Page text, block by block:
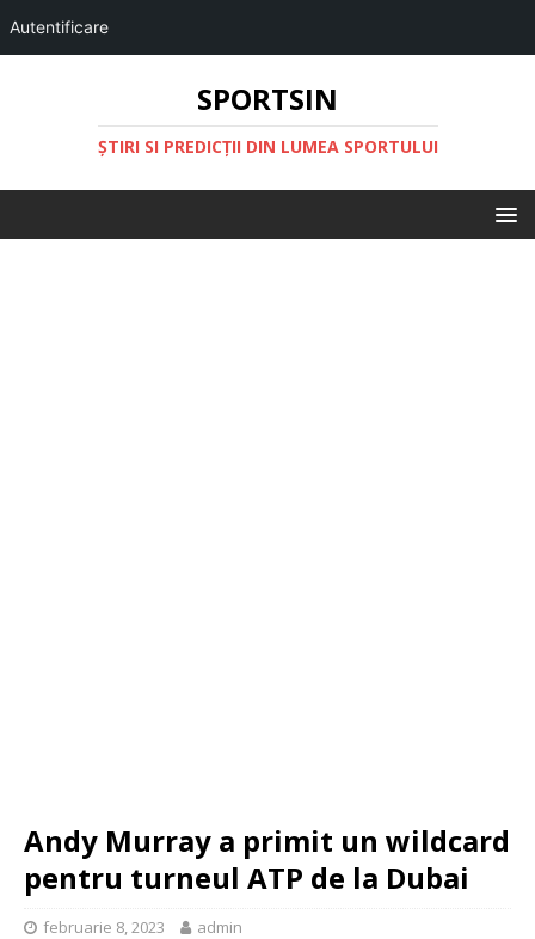
Autentificare
SPORTSIN
ŞTIRI SI PREDICŢII DIN LUMEA SPORTULUI
Andy Murray a primit un wildcard
pentru turneul ATP de la Dubai
februarie 8, 2023 admin